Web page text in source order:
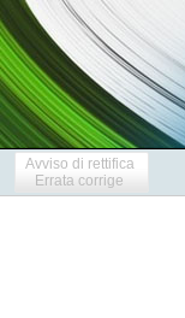
Avviso di rettifica
Errata corrige